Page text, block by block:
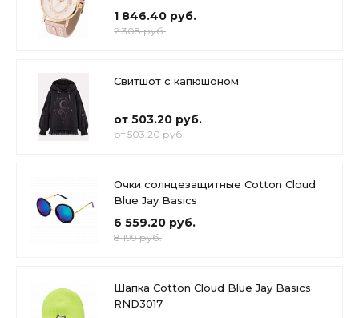
1 846.40 руб.
2 308 руб.
Свитшот с капюшоном
от 503.20 руб.
от 503.20 руб.
Очки солнцезащитные Cotton Cloud
Blue Jay Basics
6 559.20 руб.
8 199 руб.
Шапка Cotton Cloud Blue Jay Basics
RND3017